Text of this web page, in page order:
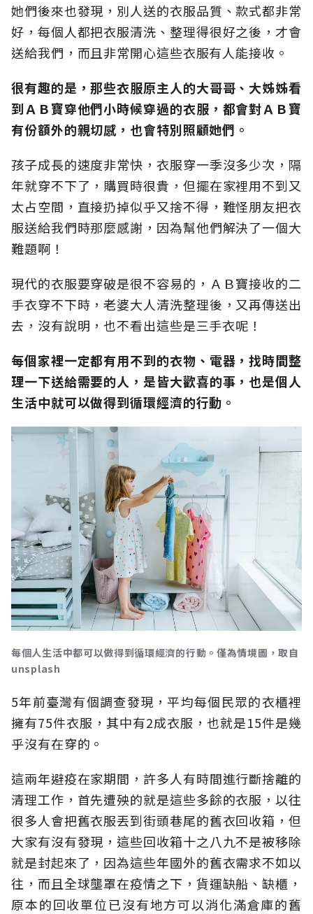
她們後來也發現，別人送的衣服品質、款式都非常
好，每個人都把衣服清洗、整理得很好之後，才會
送給我們，而且非常開心這些衣服有人能接收。
很有趣的是，那些衣服原主人的大哥哥、大姊姊看
到ＡＢ寶穿他們小時候穿過的衣服，都會對ＡＢ寶
有份額外的親切感，也會特別照顧她們。
孩子成長的速度非常快，衣服穿一季沒多少次，隔
年就穿不下了，購買時很貴，但擺在家裡用不到又
太占空間，直接扔掉似乎又捨不得，難怪朋友把衣
服送給我們時那麼感謝，因為幫他們解決了一個大
難題啊！
現代的衣服要穿破是很不容易的，ＡＢ寶接收的二
手衣穿不下時，老婆大人清洗整理後，又再傳送出
去，沒有說明，也不看出這些是三手衣呢！
每個家裡一定都有用不到的衣物、電器，找時間整
理一下送給需要的人，是皆大歡喜的事，也是個人
生活中就可以做得到循環經濟的行動。
每個人生活中都可以做得到循環經濟的行動。僅為情境圖，取自
unsplash
5年前臺灣有個調查發現，平均每個民眾的衣櫃裡
擁有75件衣服，其中有2成衣服，也就是15件是幾
乎沒有在穿的。
這兩年避疫在家期間，許多人有時間進行斷捨離的
清理工作，首先遭殃的就是這些多餘的衣服，以往
很多人會把舊衣服丟到街頭巷尾的舊衣回收箱，但
大家有沒有發現，這些回收箱十之八九不是被移除
就是封起來了，因為這些年國外的舊衣需求不如以
往，而且全球壟罩在疫情之下，貨運缺船、缺櫃，
原本的回收單位已沒有地方可以消化滿倉庫的舊